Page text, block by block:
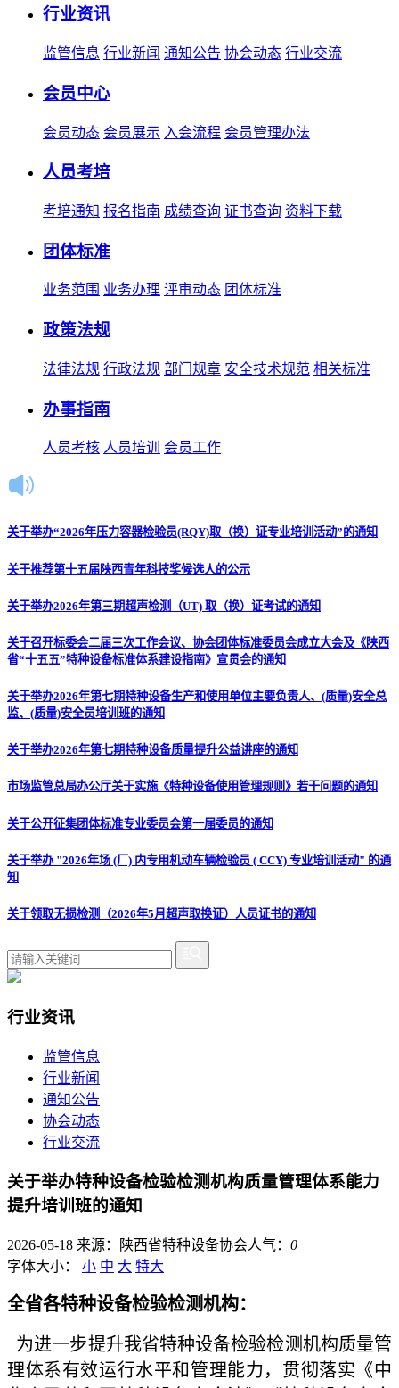
行业资讯
监管信息 行业新闻 通知公告 协会动态 行业交流
会员中心
会员动态 会员展示 入会流程 会员管理办法
人员考培
考培通知 报名指南 成绩查询 证书查询 资料下载
团体标准
业务范围 业务办理 评审动态 团体标准
政策法规
法律法规 行政法规 部门规章 安全技术规范 相关标准
办事指南
人员考核 人员培训 会员工作
关于举办“2026年压力容器检验员(RQY)取（换）证专业培训活动”的通知
关于推荐第十五届陕西青年科技奖候选人的公示
关于举办2026年第三期超声检测（UT) 取（换）证考试的通知
关于召开标委会二届三次工作会议、协会团体标准委员会成立大会及《陕西
省“十五五”特种设备标准体系建设指南》宣贯会的通知
关于举办2026年第七期特种设备生产和使用单位主要负责人、(质量)安全总
监、(质量)安全员培训班的通知
关于举办2026年第七期特种设备质量提升公益讲座的通知
市场监管总局办公厅关于实施《特种设备使用管理规则》若干问题的通知
关于公开征集团体标准专业委员会第一届委员的通知
关于举办 "2026年场 (厂) 内专用机动车辆检验员 ( CCY) 专业培训活动" 的通
知
关于领取无损检测（2026年5月超声取换证）人员证书的通知
行业资讯
监管信息
行业新闻
通知公告
协会动态
行业交流
关于举办特种设备检验检测机构质量管理体系能力
提升培训班的通知
2026-05-18 来源：陕西省特种设备协会人气： 0
字体大小： 小 中 大 特大
全省各特种设备检验检测机构：
为进一步提升我省特种设备检验检测机构质量管
理体系有效运行水平和管理能力，贯彻落实《中